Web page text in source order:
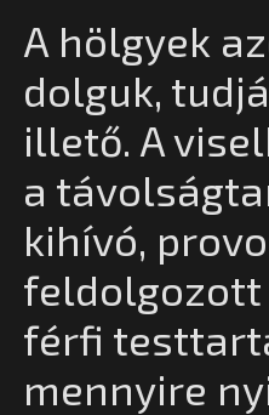
A hölgyek
dolguk,
illető. A
a
kihívó,
feldolgozott
férfi
mennyire